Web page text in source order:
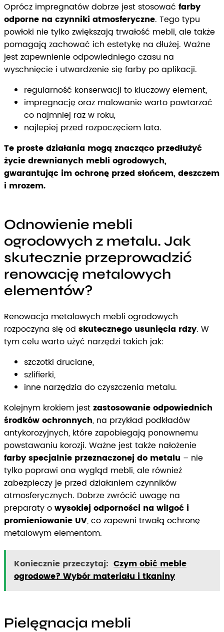
Oprócz impregnatów dobrze jest stosować farby
odporne na czynniki atmosferyczne. Tego typu
powłoki nie tylko zwiększają trwałość mebli, ale także
pomagają zachować ich estetykę na dłużej. Ważne
jest zapewnienie odpowiedniego czasu na
wyschnięcie i utwardzenie się farby po aplikacji.
regularność konserwacji to kluczowy element,
impregnację oraz malowanie warto powtarzać
co najmniej raz w roku,
najlepiej przed rozpoczęciem lata.
Te proste działania mogą znacząco przedłużyć
życie drewnianych mebli ogrodowych,
gwarantując im ochronę przed słońcem, deszczem
i mrozem.
Odnowienie mebli
ogrodowych z metalu. Jak
skutecznie przeprowadzić
renowację metalowych
elementów?
Renowacja metalowych mebli ogrodowych
rozpoczyna się od skutecznego usunięcia rdzy. W
tym celu warto użyć narzędzi takich jak:
szczotki druciane,
szlifierki,
inne narzędzia do czyszczenia metalu.
Kolejnym krokiem jestzastosowanie odpowiednich
środków ochronnych, na przykład podkładów
antykorozyjnych, które zapobiegają ponownemu
powstawaniu korozji. Ważne jest także nałożenie
farby specjalnie przeznaczonej do metalu – nie
tylko poprawi ona wygląd mebli, ale również
zabezpieczy je przed działaniem czynników
atmosferycznych. Dobrze zwrócić uwagę na
preparaty owysokiej odporności na wilgoć i
promieniowanie UV, co zapewni trwałą ochronę
metalowym elementom.
Koniecznie przeczytaj: Czym obić meble
ogrodowe? Wybór materiału i tkaniny
Pielęgnacja mebli